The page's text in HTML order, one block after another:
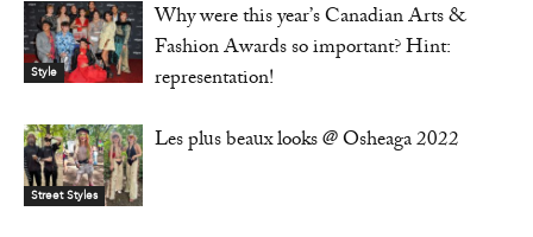
Style
Why were this year’s Canadian Arts &
Fashion Awards so important? Hint:
representation!
Street Styles
Les plus beaux looks @ Osheaga 2022